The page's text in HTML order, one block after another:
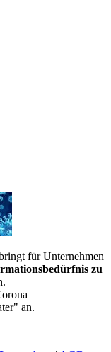
für Unternehmen
zu
an.